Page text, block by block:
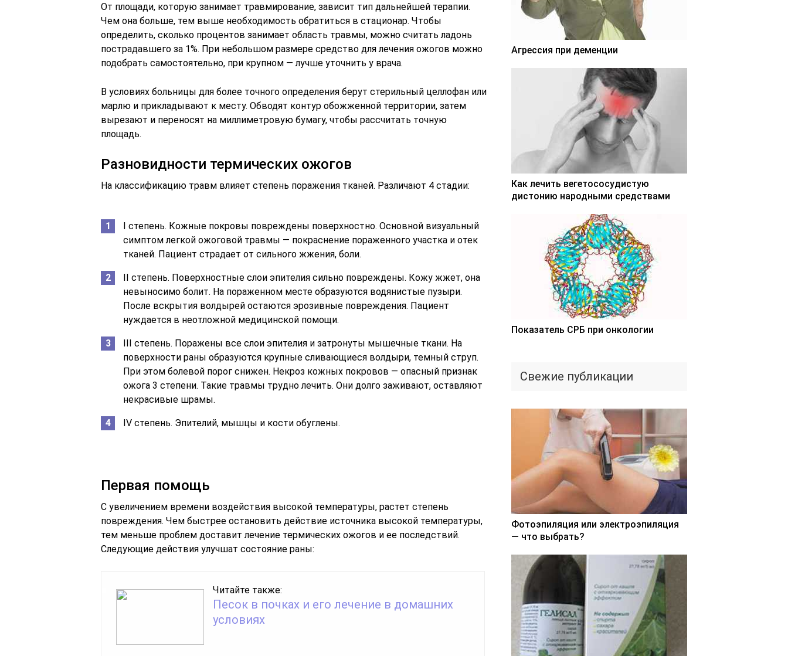
От площади, которую занимает травмирование, зависит тип дальнейшей терапии.
Чем она больше, тем выше необходимость обратиться в стационар. Чтобы
определить, сколько процентов занимает область травмы, можно считать ладонь
пострадавшего за 1%. При небольшом размере средство для лечения ожогов можно
подобрать самостоятельно, при крупном — лучше уточнить у врача.
В условиях больницы для более точного определения берут стерильный целлофан или
марлю и прикладывают к месту. Обводят контур обожженной территории, затем
вырезают и переносят на миллиметровую бумагу, чтобы рассчитать точную
площадь.
Разновидности термических ожогов
На классификацию травм влияет степень поражения тканей. Различают 4 стадии:
I степень. Кожные покровы повреждены поверхностно. Основной визуальный
симптом легкой ожоговой травмы — покраснение пораженного участка и отек
тканей. Пациент страдает от сильного жжения, боли.
II степень. Поверхностные слои эпителия сильно повреждены. Кожу жжет, она
невыносимо болит. На пораженном месте образуются водянистые пузыри.
После вскрытия волдырей остаются эрозивные повреждения. Пациент
нуждается в неотложной медицинской помощи.
III степень. Поражены все слои эпителия и затронуты мышечные ткани. На
поверхности раны образуются крупные сливающиеся волдыри, темный струп.
При этом болевой порог снижен. Некроз кожных покровов — опасный признак
ожога 3 степени. Такие травмы трудно лечить. Они долго заживают, оставляют
некрасивые шрамы.
IV степень. Эпителий, мышцы и кости обуглены.
Первая помощь
С увеличением времени воздействия высокой температуры, растет степень
повреждения. Чем быстрее остановить действие источника высокой температуры,
тем меньше проблем доставит лечение термических ожогов и ее последствий.
Следующие действия улучшат состояние раны:
Читайте также:
Песок в почках и его лечение в домашних
условиях
Агрессия при деменции
Как лечить вегетососудистую
дистонию народными средствами
Показатель СРБ при онкологии
Свежие публикации
Фотоэпиляция или электроэпиляция
— что выбрать?